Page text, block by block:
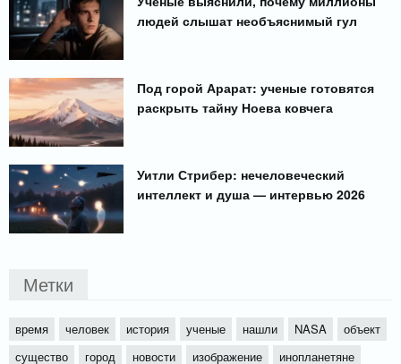
людей слышат необъяснимый гул
Под горой Арарат: ученые готовятся
раскрыть тайну Ноева ковчега
Уитли Стрибер: нечеловеческий
интеллект и душа — интервью 2026
Метки
время человек история ученые нашли NASA
объект
существо
город новости изображение инопланетяне